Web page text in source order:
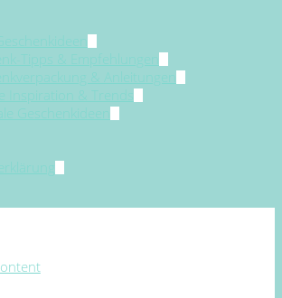
Tipps & Empfehlungen
& Anleitungen
Inspiration & Trends
Geschenkideen